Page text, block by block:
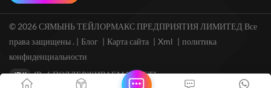
© 2026 СЯМЫНЬ ТЕЙЛОРМАКС ПРЕДПРИЯТИЯ ЛИМИТЕД Все
права защищены . | Блог | Карта сайта | Xml | политика
конфиденциальности
IPv6 ПОДДЕРЖИВАЕМАЯ СЕТЬ